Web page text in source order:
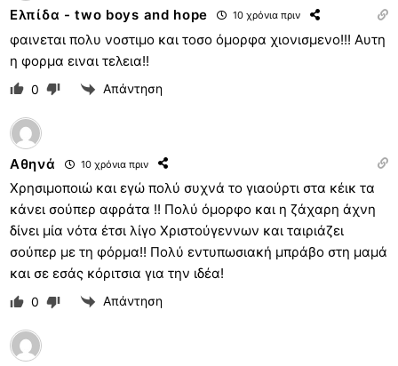
Ελπίδα - two boys and hope 10 χρόνια πριν
φαινεται πολυ νοστιμο και τοσο όμορφα χιονισμενο!!! Αυτη
η φορμα ειναι τελεια!!
0 Απάντηση
Αθηνά 10 χρόνια πριν
Χρησιμοποιώ και εγώ πολύ συχνά το γιαούρτι στα κέικ τα
κάνει σούπερ αφράτα !! Πολύ όμορφο και η ζάχαρη άχνη
δίνει μία νότα έτσι λίγο Χριστούγεννων και ταιριάζει
σούπερ με τη φόρμα!! Πολύ εντυπωσιακή μπράβο στη μαμά
και σε εσάς κόριτσια για την ιδέα!
0 Απάντηση